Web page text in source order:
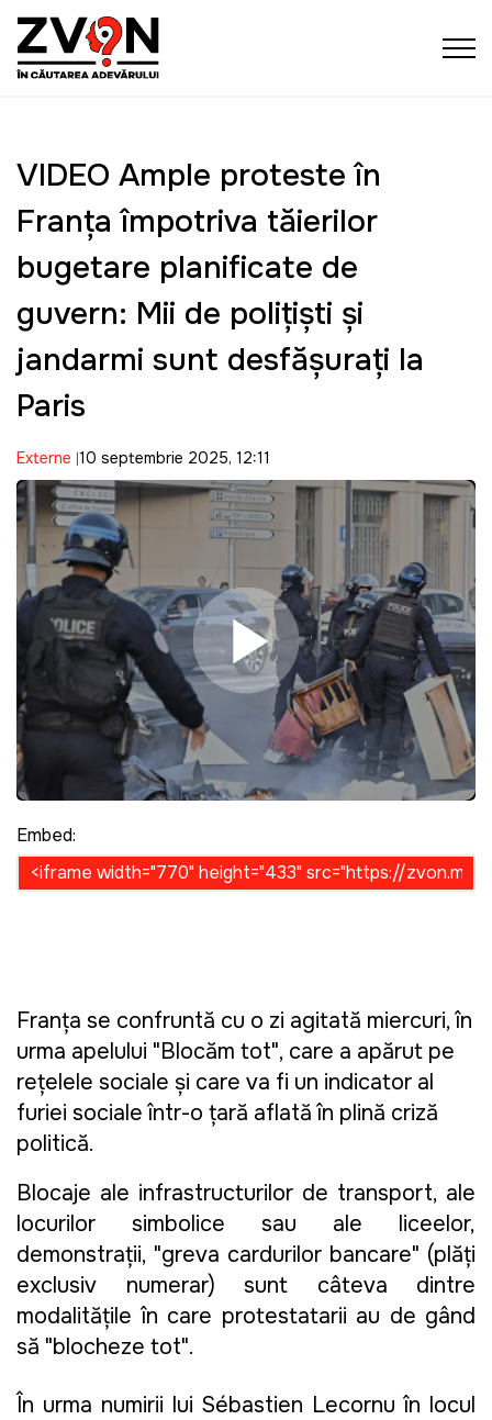
VIDEO Ample proteste în
Franţa împotriva tăierilor
bugetare planificate de
guvern: Mii de poliţişti şi
jandarmi sunt desfăşuraţi la
Paris
Externe 10 septembrie 2025, 12:11
Play Video
Embed:
Franţa se confruntă cu o zi agitată miercuri, în
urma apelului "Blocăm tot", care a apărut pe
reţelele sociale şi care va fi un indicator al
furiei sociale într-o ţară aflată în plină criză
politică.
Blocaje ale infrastructurilor de transport, ale
locurilor simbolice sau ale liceelor,
demonstraţii, "greva cardurilor bancare" (plăţi
exclusiv numerar) sunt câteva dintre
modalităţile în care protestatarii au de gând
să "blocheze tot".
În urma numirii lui Sébastien Lecornu în locul